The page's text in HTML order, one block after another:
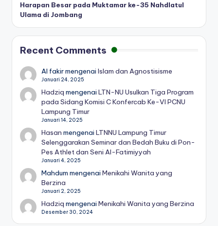
Harapan Besar pada Muktamar ke-35 Nahdlatul
Ulama di Jombang
Recent Comments
Al fakirmengenaiIslam dan Agnostisisme
Januari 24, 2025
Hadziq mengenaiLTN-NU Usulkan Tiga Program
pada Sidang Komisi C Konfercab Ke-VI PCNU
Lampung Timur
Januari 14, 2025
Hasan mengenaiLTNNU Lampung Timur
Selenggarakan Seminar dan Bedah Buku di Pon-
Pes Athlet dan Seni Al-Fatimiyyah
Januari 4, 2025
Mahdum mengenaiMenikahi Wanita yang
Berzina
Januari 2, 2025
Hadziq mengenaiMenikahi Wanita yang Berzina
Desember 30, 2024